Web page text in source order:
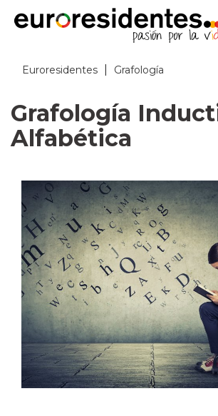
Euroresidentes Grafología
Grafología
Alfabética